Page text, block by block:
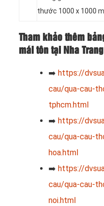
thước 1000 x 1000
Tham khảo thêm
mái tôn tại Nha
➡️ https://
cau/qua-cau-
tphcm.html
➡️ https://
cau/qua-cau-
hoa.html
➡️ https://
cau/qua-cau-
noi.html